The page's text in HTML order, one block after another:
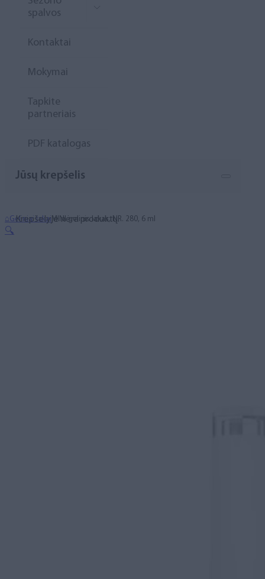
spalvos
Kontaktai
Mokymai
Tapkite
partneriais
PDF katalogas
Jūsų krepšelis
Krepšelyje nėra produktų.
⌂Geliniai lakai MINI gelinis lakas, NR. 280, 6 ml
🔍